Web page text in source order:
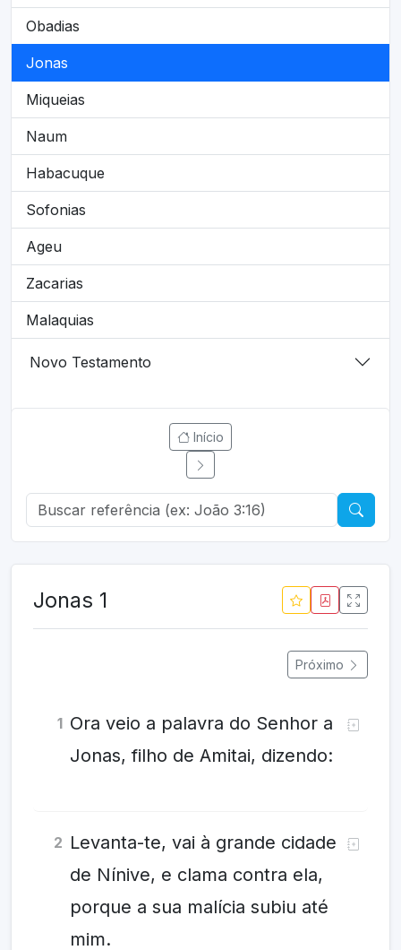
Obadias
Jonas
Miqueias
Naum
Habacuque
Sofonias
Ageu
Zacarias
Malaquias
Novo Testamento
Início
Jonas 1
Próximo
1 Ora veio a palavra do Senhor a
Jonas, filho de Amitai, dizendo:
2 Levanta-te, vai à grande cidade
de Nínive, e clama contra ela,
porque a sua malícia subiu até
mim.